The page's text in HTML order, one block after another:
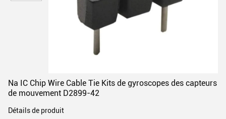
Na IC Chip Wire Cable Tie Kits de gyroscopes des capteurs
de mouvement D2899-42
Détails de produit